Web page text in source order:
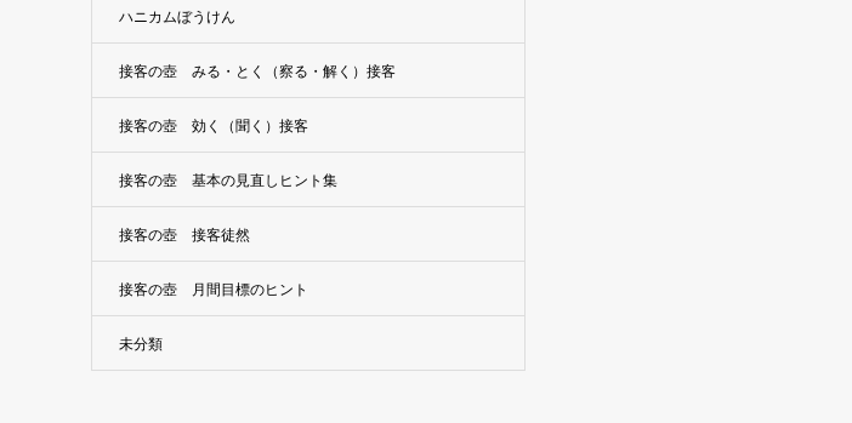
ハニカムぼうけん
接客の壺 みる・とく（察る・解く）接客
接客の壺 効く（聞く）接客
接客の壺 基本の見直しヒント集
接客の壺 接客徒然
接客の壺 月間目標のヒント
未分類